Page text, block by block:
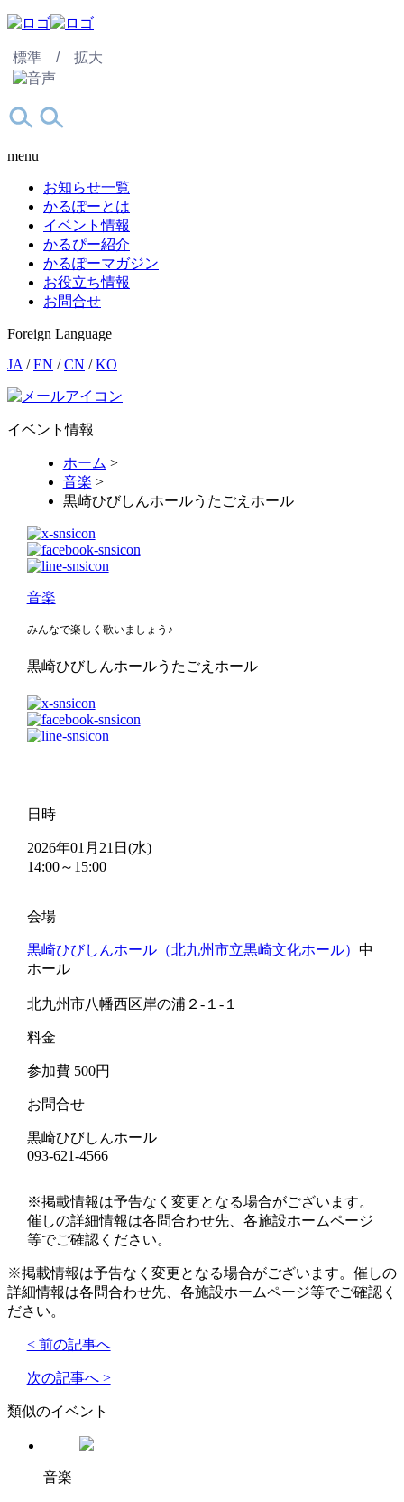
標準 / 拡大
menu
お知らせ一覧
かるぽーとは
イベント情報
かるぴー紹介
かるぽーマガジン
お役立ち情報
お問合せ
Foreign Language
JA /EN /CN /KO
イベント情報
ホーム >
音楽 >
黒崎ひびしんホールうたごえホール
音楽
みんなで楽しく歌いましょう♪
黒崎ひびしんホールうたごえホール
日時
2026年01月21日(水)
14:00～15:00
会場
黒崎ひびしんホール（北九州市立黒崎文化ホール） 中
ホール
北九州市八幡西区岸の浦２-１-１
料金
参加費 500円
お問合せ
黒崎ひびしんホール
093-621-4566
※掲載情報は予告なく変更となる場合がございます。
催しの詳細情報は各問合わせ先、各施設ホームページ
等でご確認ください。
※掲載情報は予告なく変更となる場合がございます。催しの
詳細情報は各問合わせ先、各施設ホームページ等でご確認く
ださい。
< 前の記事へ
次の記事へ >
類似のイベント
音楽